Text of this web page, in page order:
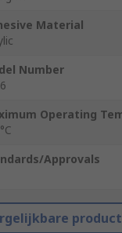
Material
Number
Operating
Approvals